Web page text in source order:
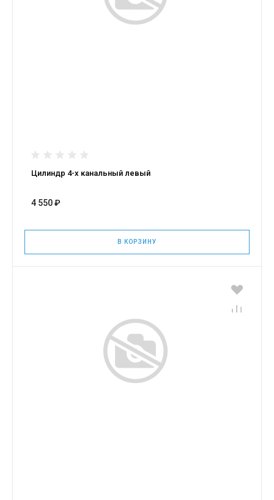
Цилиндр 4-х канальный левый
4 550 ₽
В КОРЗИНУ